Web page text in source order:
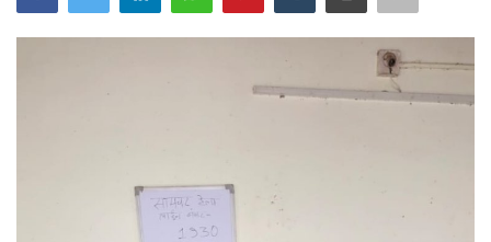
छत्तीसगढ़ राज्य